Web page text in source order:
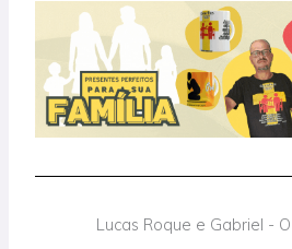
Lucas Roque e Gabriel -